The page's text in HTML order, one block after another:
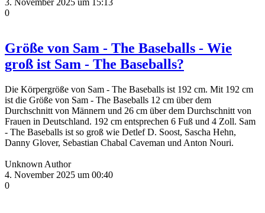
0
Größe von Sam - The Baseballs - Wie
groß ist Sam - The Baseballs?
Die Körpergröße von Sam - The Baseballs ist 192 cm. Mit 192 cm
ist die Größe von Sam - The Baseballs 12 cm über dem
Durchschnitt von Männern und 26 cm über dem Durchschnitt von
Frauen in Deutschland. 192 cm entsprechen 6 Fuß und 4 Zoll. Sam
- The Baseballs ist so groß wie Detlef D. Soost, Sascha Hehn,
Danny Glover, Sebastian Chabal Caveman und Anton Nouri.
Unknown Author
4. November 2025 um 00:40
0